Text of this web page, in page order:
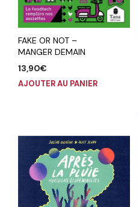
FAKE OR NOT –
MANGER DEMAIN
13,90€
AJOUTER AU PANIER